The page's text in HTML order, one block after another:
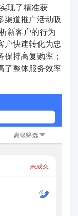
现了精准获
渠道推广活动吸
新客户的行为
户快速转化为忠
持高复购率；
了整体服务效率